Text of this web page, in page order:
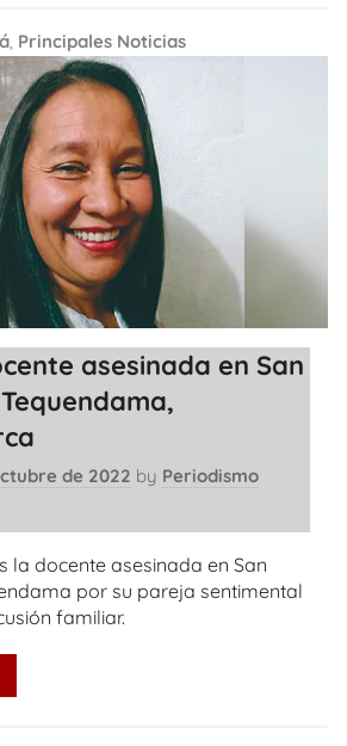
, Principales Noticias
asesinada en San
de 2022 by Periodismo
la docente asesinada en San
por su pareja sentimental
familiar.